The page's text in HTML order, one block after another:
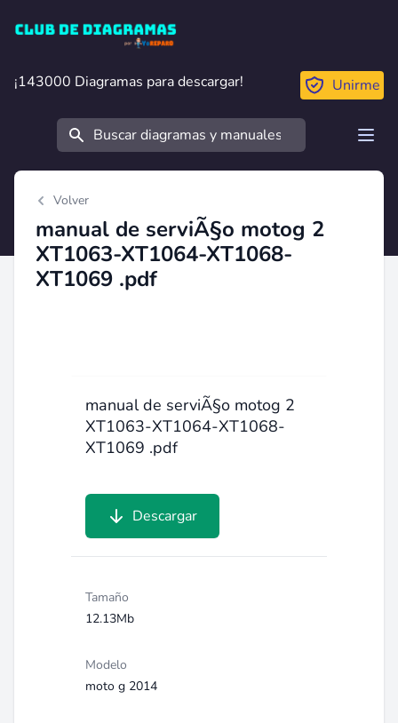
Club de Diagramas
¡143000 Diagramas para descargar!
¡143000 Diagramas para descargar! Unirme
Buscar
Volver
manual de serviÃ§o motog 2
XT1063-XT1064-XT1068-
XT1069 .pdf
manual de serviÃ§o motog 2
XT1063-XT1064-XT1068-
XT1069 .pdf
Descargar
Tamaño
12.13Mb
Modelo
moto g 2014